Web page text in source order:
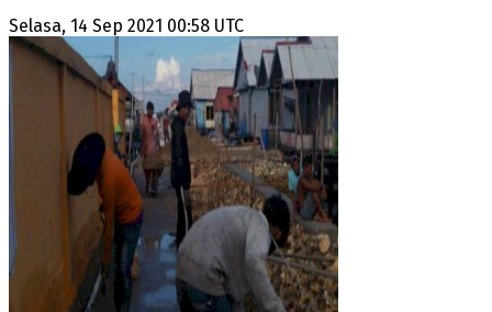
Selasa, 14 Sep 2021 00:58 UTC